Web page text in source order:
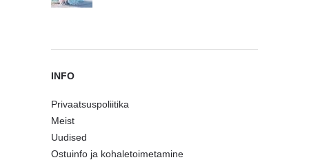
INFO
Privaatsuspoliitika
Meist
Uudised
Ostuinfo ja kohaletoimetamine